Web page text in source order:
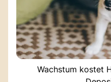
Wachstum kostet